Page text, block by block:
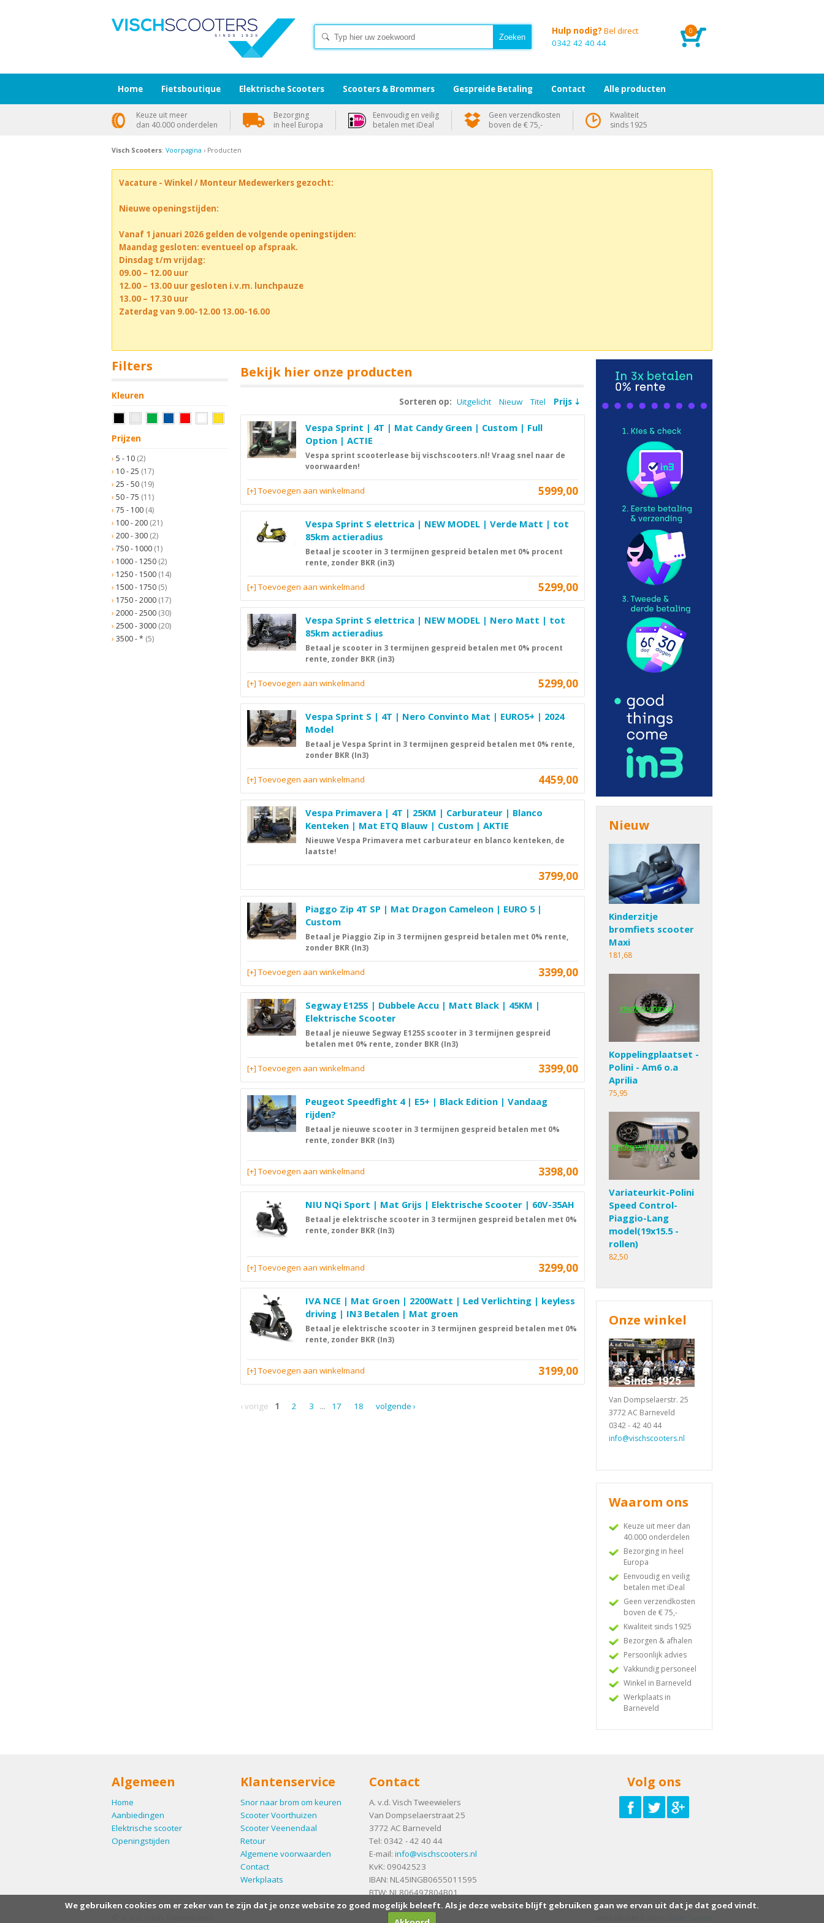
0
Hulp nodig? Bel direct
0342 42 40 44
Visch Scooters: Voorpagina › Producten
Vacature - Winkel / Monteur Medewerkers gezocht:
Nieuwe openingstijden:
Vanaf 1 januari 2026 gelden de volgende openingstijden:
Maandag gesloten: eventueel op afspraak.
Dinsdag t/m vrijdag:
09.00 – 12.00 uur
12.00 – 13.00 uur gesloten i.v.m. lunchpauze
13.00 – 17.30 uur
Zaterdag van 9.00-12.00 13.00-16.00
Filters
Kleuren
Prijzen
5 - 10 (2)
10 - 25 (17)
25 - 50 (19)
50 - 75 (11)
75 - 100 (4)
100 - 200 (21)
200 - 300 (2)
750 - 1000 (1)
1000 - 1250 (2)
1250 - 1500 (14)
1500 - 1750 (5)
1750 - 2000 (17)
2000 - 2500 (30)
2500 - 3000 (20)
3500 - * (5)
Bekijk hier onze producten
Sorteren op: Uitgelicht Nieuw Titel Prijs
Vespa Sprint | 4T | Mat Candy Green | Custom | Full
Option | ACTIE
Vespa sprint scooterlease bij vischscooters.nl! Vraag snel naar de
voorwaarden!
5999,00
[+] Toevoegen aan winkelmand
Vespa Sprint S elettrica | NEW MODEL | Verde Matt | tot
85km actieradius
Betaal je scooter in 3 termijnen gespreid betalen met 0% procent
rente, zonder BKR (in3)
5299,00
[+] Toevoegen aan winkelmand
Vespa Sprint S elettrica | NEW MODEL | Nero Matt | tot
85km actieradius
Betaal je scooter in 3 termijnen gespreid betalen met 0% procent
rente, zonder BKR (in3)
5299,00
[+] Toevoegen aan winkelmand
Vespa Sprint S | 4T | Nero Convinto Mat | EURO5+ | 2024
Model
Betaal je Vespa Sprint in 3 termijnen gespreid betalen met 0% rente,
zonder BKR (In3)
4459,00
[+] Toevoegen aan winkelmand
Vespa Primavera | 4T | 25KM | Carburateur | Blanco
Kenteken | Mat ETQ Blauw | Custom | AKTIE
Nieuwe Vespa Primavera met carburateur en blanco kenteken, de
laatste!
3799,00
Piaggo Zip 4T SP | Mat Dragon Cameleon | EURO 5 |
Custom
Betaal je Piaggio Zip in 3 termijnen gespreid betalen met 0% rente,
zonder BKR (In3)
3399,00
[+] Toevoegen aan winkelmand
Segway E125S | Dubbele Accu | Matt Black | 45KM |
Elektrische Scooter
Betaal je nieuwe Segway E125S scooter in 3 termijnen gespreid
betalen met 0% rente, zonder BKR (In3)
3399,00
[+] Toevoegen aan winkelmand
Peugeot Speedfight 4 | E5+ | Black Edition | Vandaag
rijden?
Betaal je nieuwe scooter in 3 termijnen gespreid betalen met 0%
rente, zonder BKR (In3)
3398,00
[+] Toevoegen aan winkelmand
NIU NQi Sport | Mat Grijs | Elektrische Scooter | 60V-35AH
Betaal je elektrische scooter in 3 termijnen gespreid betalen met 0%
rente, zonder BKR (In3)
3299,00
[+] Toevoegen aan winkelmand
IVA NCE | Mat Groen | 2200Watt | Led Verlichting | keyless
driving | IN3 Betalen | Mat groen
Betaal je elektrische scooter in 3 termijnen gespreid betalen met 0%
rente, zonder BKR (In3)
3199,00
[+] Toevoegen aan winkelmand
‹ vorige 1 2 3 ... 17 18 volgende ›
Nieuw
Kinderzitje
bromfiets scooter
Maxi
181,68
Koppelingplaatset -
Polini - Am6 o.a
Aprilia
75,95
Variateurkit-Polini
Speed Control-
Piaggio-Lang
model(19x15.5 -
rollen)
82,50
Onze winkel
Van Dompselaerstr. 25
3772 AC Barneveld
0342 - 42 40 44
info@vischscooters.nl
Waarom ons
Keuze uit meer dan
40.000 onderdelen
Bezorging in heel
Europa
Eenvoudig en veilig
betalen met iDeal
Geen verzendkosten
boven de € 75,-
Kwaliteit sinds 1925
Bezorgen & afhalen
Persoonlijk advies
Vakkundig personeel
Winkel in Barneveld
Werkplaats in
Barneveld
Algemeen
Home
Aanbiedingen
Elektrische scooter
Openingstijden
Klantenservice
Snor naar brom om keuren
Scooter Voorthuizen
Scooter Veenendaal
Retour
Algemene voorwaarden
Contact
Werkplaats
Contact
A. v.d. Visch Tweewielers
Van Dompselaerstraat 25
3772 AC Barneveld
Tel: 0342 - 42 40 44
E-mail: info@vischscooters.nl
KvK: 09042523
IBAN: NL45INGB0655011595
BTW: NL806497804B01
Volg ons
Home Fietsboutique Elektrische Scooters Scooters & Brommers Gespreide Betaling Contact Alle producten
Keuze uit meer
dan 40.000 onderdelen
Bezorging
in heel Europa
Eenvoudig en veilig
betalen met iDeal
Geen verzendkosten
boven de € 75,-
Kwaliteit
sinds 1925
We gebruiken cookies om er zeker van te zijn dat je onze website zo goed mogelijk beleeft. Als je deze website blijft gebruiken gaan we ervan uit dat je dat goed vindt.